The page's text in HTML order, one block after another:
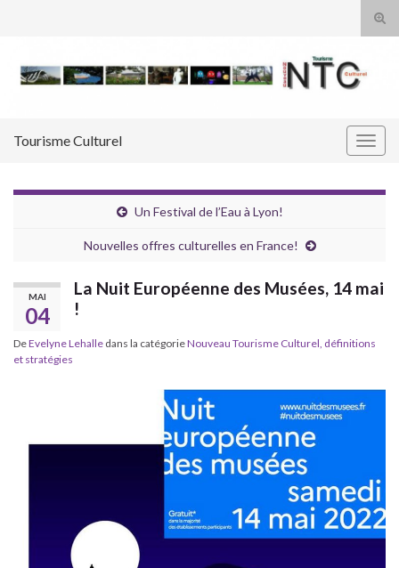
Tourisme Culturel
Un Festival de l’Eau à Lyon!
Nouvelles offres culturelles en France!
MAI
04
La Nuit Européenne des Musées, 14 mai
!
DeEvelyne Lehalle dans la catégorieNouveau Tourisme Culturel, définitions
et stratégies